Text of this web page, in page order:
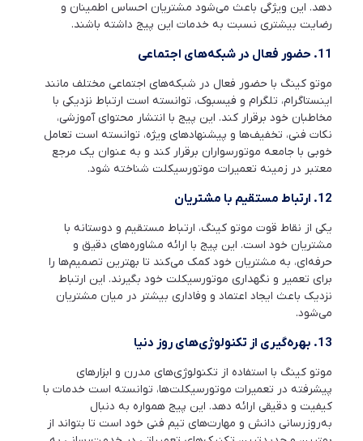
دهد. این ویژگی باعث می‌شود مشتریان احساس اطمینان و
رضایت بیشتری نسبت به خدمات این پیج داشته باشند.
11. حضور فعال در شبکه‌های اجتماعی
موتو کینگ با حضور فعال در شبکه‌های اجتماعی مختلف مانند
اینستاگرام، تلگرام و فیسبوک، توانسته است ارتباط نزدیکی با
مخاطبان خود برقرار کند. این پیج با انتشار محتوای آموزشی،
نکات فنی، تخفیف‌ها و پیشنهادهای ویژه، توانسته است تعامل
خوبی با جامعه موتورسواران برقرار کند و به عنوان یک مرجع
معتبر در زمینه تعمیرات موتورسیکلت شناخته شود.
12. ارتباط مستقیم با مشتریان
یکی از نقاط قوت موتو کینگ، ارتباط مستقیم و دوستانه با
مشتریان خود است. این پیج با ارائه مشاوره‌های دقیق و
حرفه‌ای، به مشتریان خود کمک می‌کند تا بهترین تصمیم‌ها را
برای تعمیر و نگهداری موتورسیکلت خود بگیرند. این ارتباط
نزدیک باعث ایجاد اعتماد و وفاداری بیشتر در میان مشتریان
می‌شود.
13. بهره‌گیری از تکنولوژی‌های روز دنیا
موتو کینگ با استفاده از تکنولوژی‌های مدرن و ابزارهای
پیشرفته در تعمیرات موتورسیکلت‌ها، توانسته است خدمات با
کیفیت و دقیقی ارائه دهد. این پیج همواره به دنبال
به‌روز‌رسانی دانش و مهارت‌های تیم فنی خود است تا بتواند از